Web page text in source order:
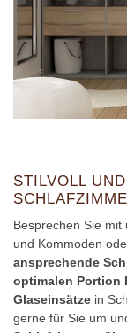
STILVOLL
Besprechen Sie
und Kommoden
ansprechende
optimalen Portion
Glaseinsätze in
gerne für Sie um